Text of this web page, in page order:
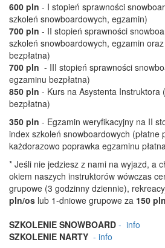
600 pln - I stopień sprawności
szkoleń snowboardowych, egzamin)
700 pln - II stopień sprawności
szkoleń snowboardowych, egzamin
bezpłatna)
700 pln - III stopień sprawności
egzaminu bezpłatna)
850 pln - Kurs na Asystenta Instruktora
bezpłatna)
350 pln - Egzamin weryfikacyjny na II
index szkoleń snowboardowych (płatne
każdorazowo poprawka egzaminu
* Jeśli nie jedziesz z nami na wyjazd, a
okiem naszych instruktorów wówczas
grupowe (3 godzinny dziennie),
pln/os lub 1-dniowe grupowe za 150
SZKOLENIE SNOWBOARD - info
SZKOLENIE NARTY - info